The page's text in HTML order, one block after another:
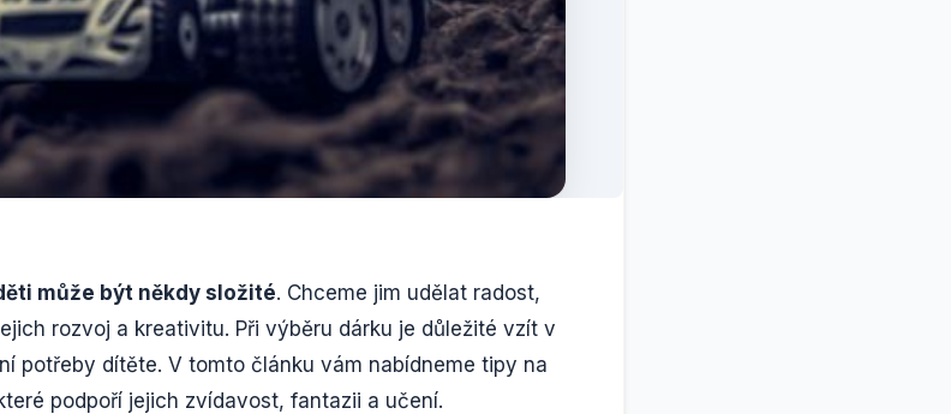
může být někdy složité. Chceme jim udělat radost,
rozvoj a kreativitu. Při výběru dárku je důležité vzít v
potřeby dítěte. V tomto článku vám nabídneme tipy na
podpoří jejich zvídavost, fantazii a učení.